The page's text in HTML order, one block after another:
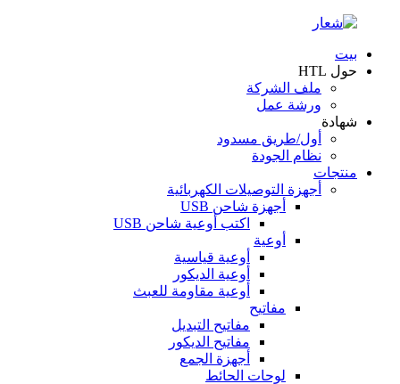
بيت
حول HTL
ملف الشركة
ورشة عمل
شهادة
أول/طريق مسدود
نظام الجودة
منتجات
أجهزة التوصيلات الكهربائية
أجهزة شاحن USB
اكتب أوعية شاحن USB
أوعية
أوعية قياسية
أوعية الديكور
أوعية مقاومة للعبث
مفاتيح
مفاتيح التبديل
مفاتيح الديكور
أجهزة الجمع
لوحات الحائط